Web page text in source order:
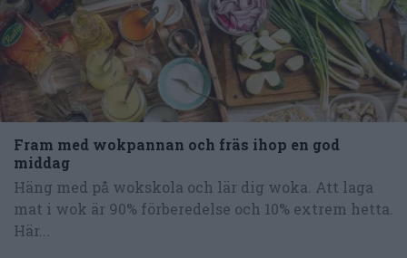
Fram med wokpannan och fräs ihop en god
middag
Häng med på wokskola och lär dig woka. Att laga
mat i wok är 90% förberedelse och 10% extrem hetta.
Här...